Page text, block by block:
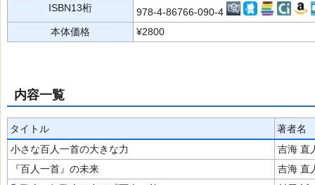
ISBN13桁
978-4-86766-090-4
本体価格
¥2800
内容一覧
タイトル
著者名
小さな百人一首の大きな力
吉海 直
『百人一首』の未来
吉海 直